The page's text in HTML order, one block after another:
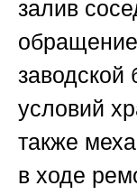
залив
заводской
условий
также
в ходе